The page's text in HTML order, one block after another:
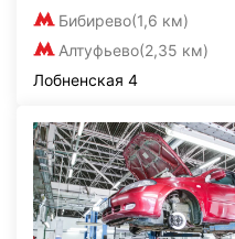
Бибирево(1,6 км)
Алтуфьево(2,35 км)
Лобненская 4